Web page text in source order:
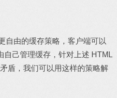
自由的缓存策略，客户端可以
自己管理缓存，针对上述 HTML
矛盾，我们可以用这样的策略解